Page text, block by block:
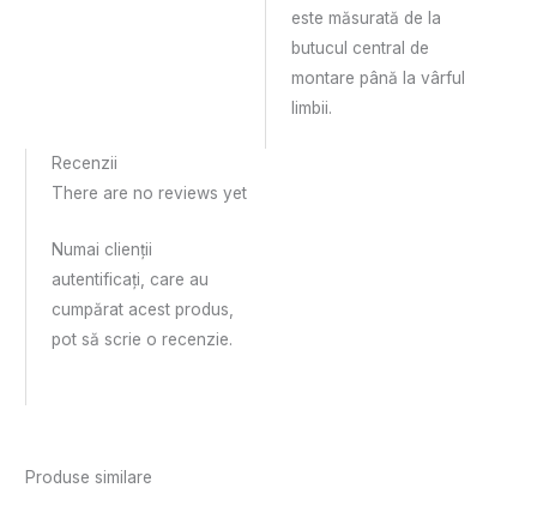
este măsurată de la
butucul central de
montare până la vârful
limbii.
Recenzii
There are no reviews yet
Numai clienții
autentificați, care au
cumpărat acest produs,
pot să scrie o recenzie.
Produse similare